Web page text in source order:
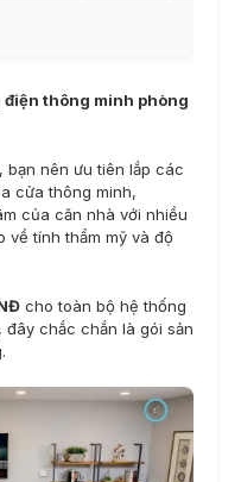
điện thông minh phòng
nên ưu tiên lắp các
cửa thông minh,
của căn nhà với nhiều
về tính thẩm mỹ và độ
cho toàn bộ hệ thống
chắc chắn là gói sản